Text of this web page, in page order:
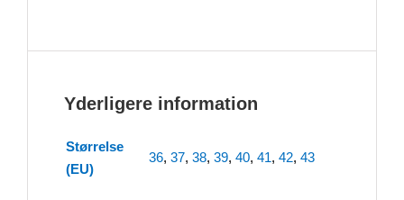
Yderligere information
Størrelse
(EU)
36, 37, 38, 39, 40, 41, 42, 43